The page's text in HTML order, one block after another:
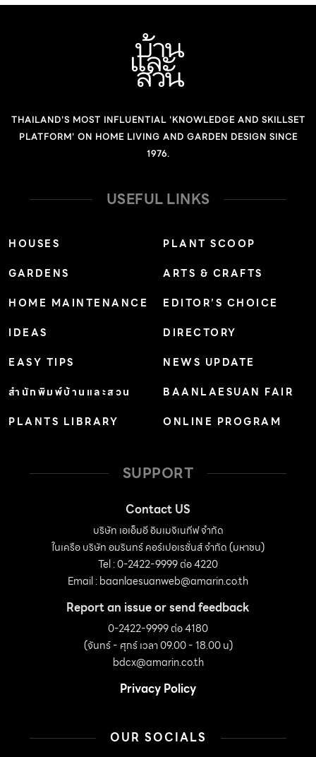
THAILAND'S MOST INFLUENTIAL 'KNOWLEDGE AND SKILLSET
PLATFORM' ON HOME LIVING AND GARDEN DESIGN SINCE
1976.
USEFUL LINKS
HOUSES
GARDENS
HOME MAINTENANCE
IDEAS
EASY TIPS
สำนักพิมพ์บ้านและสวน
PLANTS LIBRARY
PLANT SCOOP
ARTS & CRAFTS
EDITOR’S CHOICE
DIRECTORY
NEWS UPDATE
BAANLAESUAN FAIR
ONLINE PROGRAM
SUPPORT
Contact US
บริษัท เอเอ็มอี อิมเมจิเนทีฟ จำกัด
ในเครือ บริษัท อมรินทร์ คอร์เปอเรชั่นส์ จำกัด (มหาชน)
Tel : 0-2422-9999 ต่อ 4220
Email :baanlaesuanweb@amarin.co.th
Report an issue or send feedback
0-2422-9999 ต่อ 4180
(จันทร์ - ศุกร์ เวลา 09.00 - 18.00 น)
bdcx@amarin.co.th
Privacy Policy
OUR SOCIALS